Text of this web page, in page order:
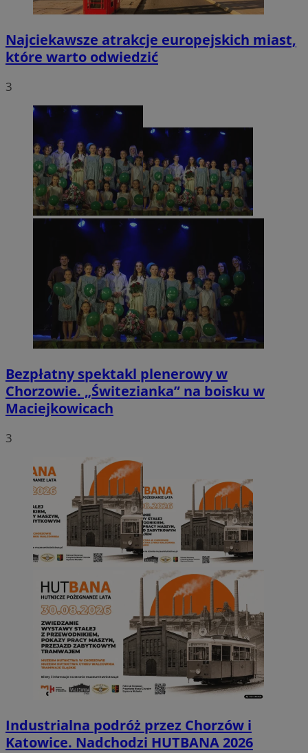
Najciekawsze atrakcje europejskich miast,
które warto odwiedzić
3
Bezpłatny spektakl plenerowy w
Chorzowie. „Świtezianka” na boisku w
Maciejkowicach
3
Industrialna podróż przez Chorzów i
Katowice. Nadchodzi HUTBANA 2026